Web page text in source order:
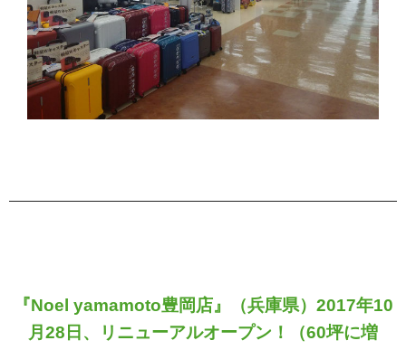
『Noel yamamoto豊岡店』（兵庫県）2017年10
月28日、
リニューアルオープン！（60坪に増